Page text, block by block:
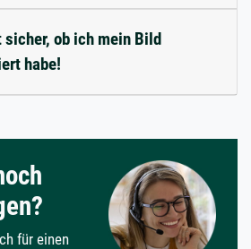
ob ich mein Bild
habe!
für einen